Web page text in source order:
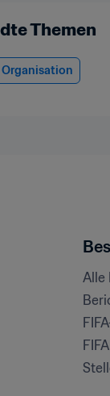
Themen
Organisation
Alle